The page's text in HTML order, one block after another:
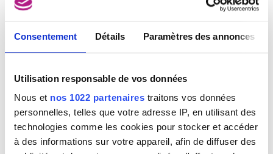
Consentement Détails Paramètres des annonces
Utilisation responsable de vos données
Nous et nos 1022 partenaires traitons vos données
personnelles, telles que votre adresse IP, en utilisant des
technologies comme les cookies pour stocker et accéder
à des informations sur votre appareil, afin de diffuser des